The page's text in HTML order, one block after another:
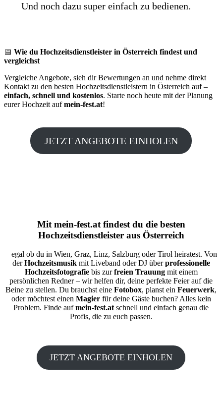
Und noch dazu super einfach zu bedienen.
📅 Wie du Hochzeitsdienstleister in Österreich findest und
vergleichst
Vergleiche Angebote, sieh dir Bewertungen an und nehme direkt
Kontakt zu den besten Hochzeitsdienstleistern in Österreich auf –
einfach, schnell und kostenlos. Starte noch heute mit der Planung
eurer Hochzeit aufmein-fest.at!
JETZT ANGEBOTE EINHOLEN
Mit mein-fest.atfindest du die besten
Hochzeitsdienstleister aus Österreich
– egal ob du in Wien, Graz, Linz, Salzburg oder Tirol heiratest. Von
derHochzeitsmusikmit Liveband oder DJ überprofessionelle
Hochzeitsfotografiebis zurfreien Trauungmit einem
persönlichen Redner – wir helfen dir, deine perfekte Feier auf die
Beine zu stellen. Du brauchst eine Fotobox, planst ein Feuerwerk,
oder möchtest einen Magierfür deine Gäste buchen? Alles kein
Problem. Finde aufmein-fest.atschnell und einfach genau die
Profis, die zu euch passen.
JETZT ANGEBOTE EINHOLEN